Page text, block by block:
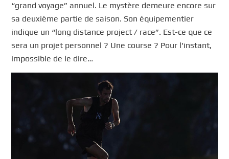
“grand voyage” annuel. Le mystère demeure encore sur
sa deuxième partie de saison. Son équipementier
indique un “long distance project / race”. Est-ce que ce
sera un projet personnel ? Une course ? Pour l’instant,
impossible de le dire…